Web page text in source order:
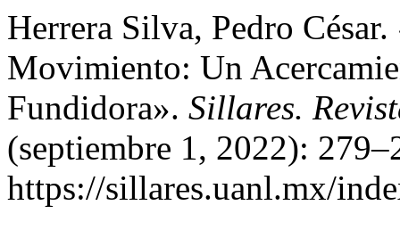
Herrera Silva, Pedro
Movimiento: Un
Fundidora». Sillares.
(septiembre 1, 2022):
https://sillares.uanl.mx/